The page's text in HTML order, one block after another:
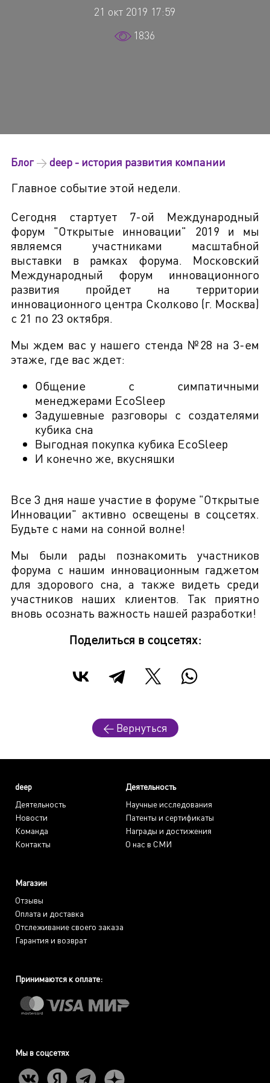
21 окт 2019 17:59
1836
Блог→ deep - история развития компании
Главное событие этой недели.
Сегодня стартует 7-ой Международный
форум "Открытые инновации" 2019 и мы
являемся участниками масштабной
выставки в рамках форума. Московский
Международный форум инновационного
развития пройдет на территории
инновационного центра Сколково (г. Москва)
с 21 по 23 октября.
Мы ждем вас у нашего стенда №28 на 3-ем
этаже, где вас ждет:
Общение с симпатичными
менеджерами EcoSleep
Задушевные разговоры с создателями
кубика сна
Выгодная покупка кубика EcoSleep
И конечно же, вкусняшки
Все 3 дня наше участие в форуме "Открытые
Инновации" активно освещены в соцсетях.
Будьте с нами на сонной волне!
Мы были рады познакомить участников
форума с нашим инновационным гаджетом
для здорового сна, а также видеть среди
участников наших клиентов. Так приятно
вновь осознать важность нашей разработки!
Поделиться в соцсетях:
← Вернуться
deep
Деятельность
Новости
Команда
Контакты
Деятельность
Научные исследования
Патенты и сертификаты
Награды и достижения
О нас в СМИ
Магазин
Отзывы
Оплата и доставка
Отслеживание своего заказа
Гарантия и возврат
Принимаются к оплате:
Мы в соцсетях